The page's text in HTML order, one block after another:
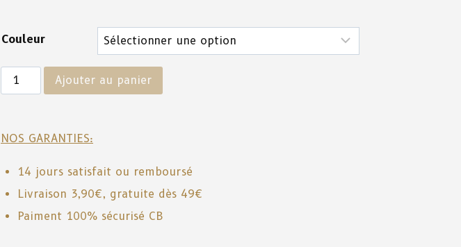
Couleur
Ajouter au panier
NOS GARANTIES:
14 jours satisfait ou remboursé
Livraison 3,90€, gratuite dès 49€
Paiment 100% sécurisé CB